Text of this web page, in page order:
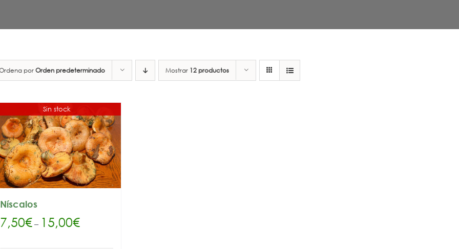
porOrden predeterminado Mostrar 12 productos
Sin stock
Níscalos
7,50€– 15,00€